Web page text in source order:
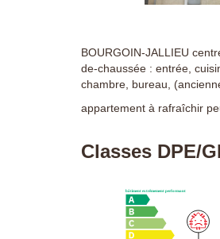
BOURGOIN-JALLIEU
de-chaussée : entrée,
chambre, bureau,
appartement à rafraîchir
Classes DPE/